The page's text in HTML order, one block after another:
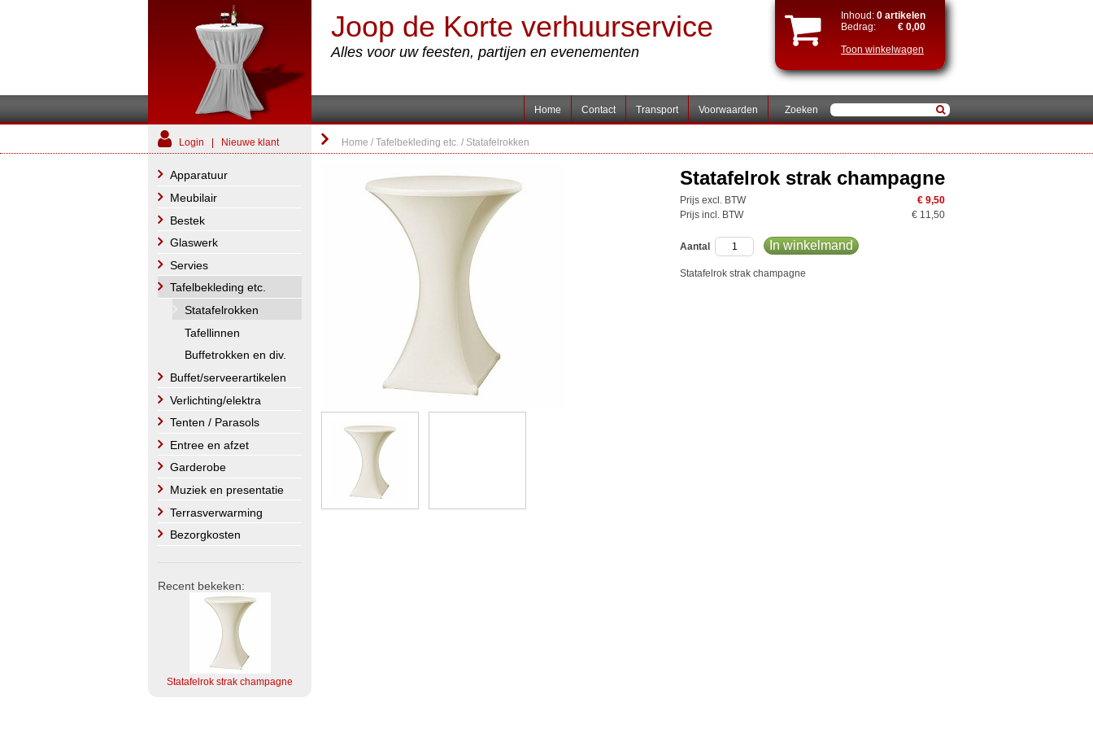
Joop de Korte verhuurservice
Alles voor uw feesten, partijen en evenementen
Inhoud: 0 artikelen
Bedrag:
€ 0,00
Toon winkelwagen
Zoeken
Home Contact Transport Voorwaarden
Login Nieuwe klant Home /Tafelbekleding etc. / Statafelrokken
Apparatuur
Meubilair
Bestek
Glaswerk
Servies
Tafelbekleding etc.
Statafelrokken
Tafellinnen
Buffetrokken en div.
Buffet/serveerartikelen
Verlichting/elektra
Tenten / Parasols
Entree en afzet
Garderobe
Muziek en presentatie
Terrasverwarming
Bezorgkosten
Recent bekeken:
Statafelrok strak champagne
Statafelrok strak champagne
Prijs excl. BTW
€ 9,50
Prijs incl. BTW
€ 11,50
Aantal In winkelmand
Statafelrok strak champagne